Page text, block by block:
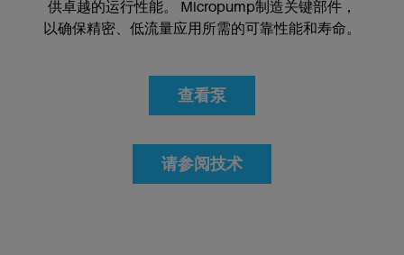
供卓越的运行性能。 Micropump制造关键部件，
以确保精密、低流量应用所需的可靠性能和寿命。
查看泵
请参阅技术